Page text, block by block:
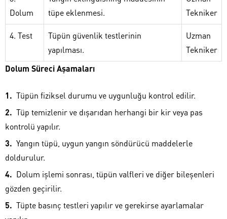
Dolum
tüpe eklenmesi.
Tekniker
4. Test
Tüpün güvenlik testlerinin
yapılması.
Uzman
Tekniker
Dolum Süreci Aşamaları
Tüpün fiziksel durumu ve uygunluğu kontrol edilir.
Tüp temizlenir ve dışarıdan herhangi bir kir veya pas
kontrolü yapılır.
Yangın tüpü, uygun yangın söndürücü maddelerle
doldurulur.
Dolum işlemi sonrası, tüpün valfleri ve diğer bileşenleri
gözden geçirilir.
Tüpte basınç testleri yapılır ve gerekirse ayarlamalar